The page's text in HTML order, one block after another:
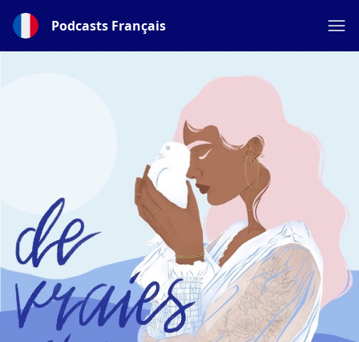
Podcasts Français